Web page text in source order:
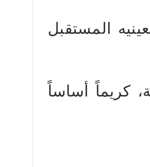
المستقبل
كريماً أساساً